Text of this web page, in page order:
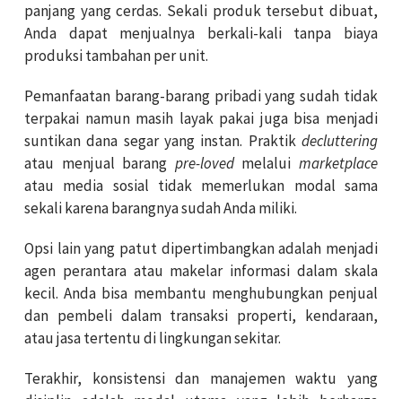
panjang yang cerdas. Sekali produk tersebut dibuat,
Anda dapat menjualnya berkali-kali tanpa biaya
produksi tambahan per unit.
Pemanfaatan barang-barang pribadi yang sudah tidak
terpakai namun masih layak pakai juga bisa menjadi
suntikan dana segar yang instan. Praktik decluttering
atau menjual barang pre-lovedmelaluimarketplace
atau media sosial tidak memerlukan modal sama
sekali karena barangnya sudah Anda miliki.
Opsi lain yang patut dipertimbangkan adalah menjadi
agen perantara atau makelar informasi dalam skala
kecil. Anda bisa membantu menghubungkan penjual
dan pembeli dalam transaksi properti, kendaraan,
atau jasa tertentu di lingkungan sekitar.
Terakhir, konsistensi dan manajemen waktu yang